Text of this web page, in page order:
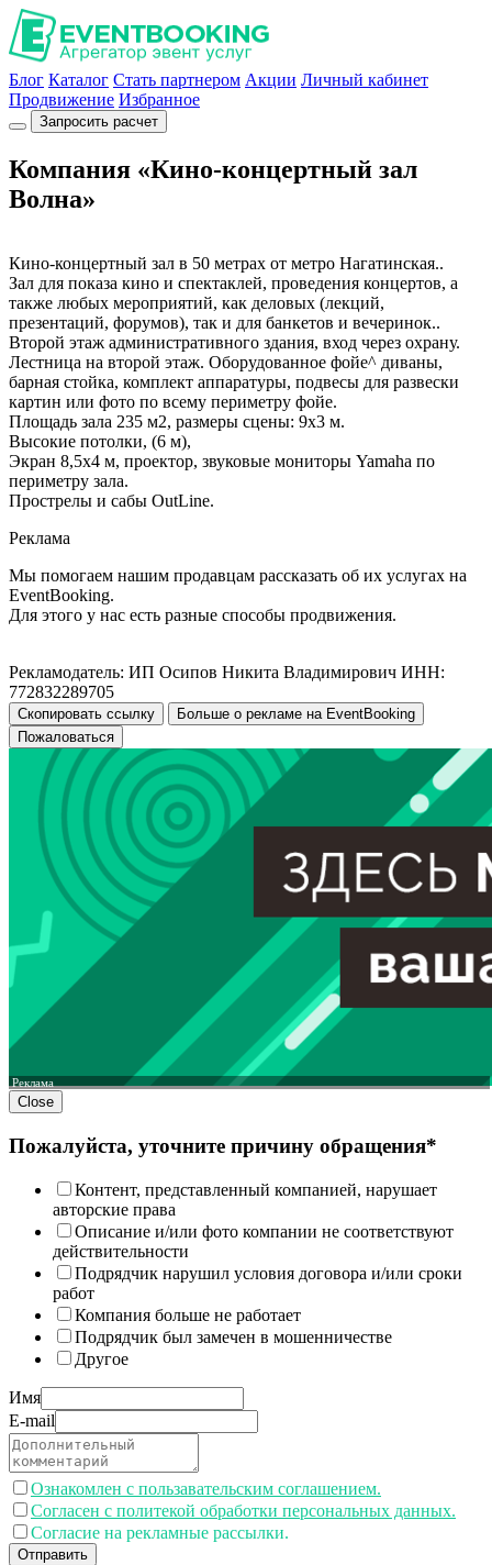
Блог Каталог Стать партнером Акции Личный кабинет
Продвижение Избранное
Запросить расчет
Компания «Кино-концертный зал
Волна»
Кино-концертный зал в 50 метрах от метро Нагатинская..
Зал для показа кино и спектаклей, проведения концертов, а
также любых мероприятий, как деловых (лекций,
презентаций, форумов), так и для банкетов и вечеринок..
Второй этаж административного здания, вход через охрану.
Лестница на второй этаж. Оборудованное фойе^ диваны,
барная стойка, комплект аппаратуры, подвесы для развески
картин или фото по всему периметру фойе.
Площадь зала 235 м2, размеры сцены: 9х3 м.
Высокие потолки, (6 м),
Экран 8,5х4 м, проектор, звуковые мониторы Yamaha по
периметру зала.
Прострелы и сабы OutLine.
Реклама
Мы помогаем нашим продавцам рассказать об их услугах на
EventBooking.
Для этого у нас есть разные способы продвижения.
Рекламодатель: ИП Осипов Никита Владимирович ИНН:
772832289705
Скопировать ссылку
Больше о рекламе на EventBooking
Пожаловаться
Реклама
Close
Пожалуйста, уточните причину обращения*
Контент, представленный компанией, нарушает
авторские права
Описание и/или фото компании не соответствуют
действительности
Подрядчик нарушил условия договора и/или сроки
работ
Компания больше не работает
Подрядчик был замечен в мошенничестве
Другое
Имя
E-mail
Ознакомлен с пользавательским соглашением.
Согласен с политекой обработки персональных данных.
Согласие на рекламные рассылки.
Отправить